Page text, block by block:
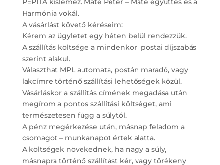
PEPITA kislemez. Máté Péter – Máté együttes és a
Harmónia vokál.
A vásárlást követő kéréseim:
Kérem az ügyletet egy héten belül rendezzük.
A szállítás költsége a mindenkori postai díjszabás
szerint alakul.
Választhat MPL automata, postán maradó, vagy
lakcímre történő szállítási lehetőségek közül.
Vásárláskor a szállítás címének megadása után
megírom a pontos szállítási költséget, ami
természetesen függ a súlytól.
A pénz megérkezése után, másnap feladom a
csomagot – munkanapot értek alatta.
A költségek növekednek, ha nagy a súly,
másnapra történő szállítást kér, vagy törékeny